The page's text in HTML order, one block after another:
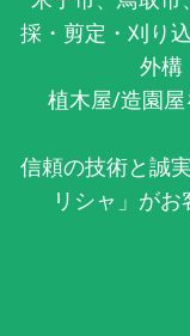
採・剪定・刈り
外構
植木屋/造園屋
信頼の技術と誠
リシャ」がお